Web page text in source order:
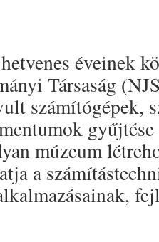
éveinek
Társaság
számítógépek,
múzeum
a